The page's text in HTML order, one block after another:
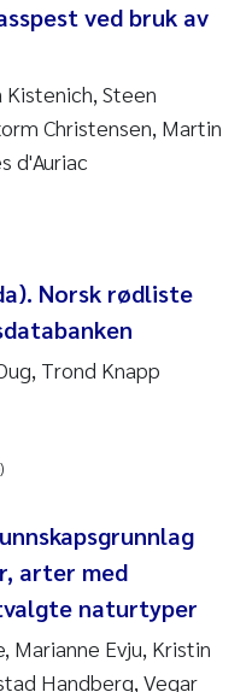
ved bruk av
Kistenich, Steen
Christensen, Martin
d'Auriac
Norsk rødliste
Trond Knapp
arter med
naturtyper
Marianne Evju, Kristin
Handberg, Vegar